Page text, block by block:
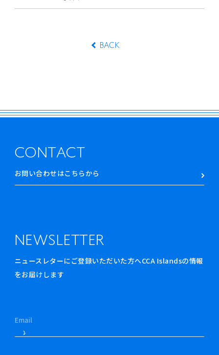
BACK
CONTACT
お問い合わせはこちらから
NEWSLETTER
ニュースレターにご登録いただいた方へCCA Islandsの情報
をお届けします